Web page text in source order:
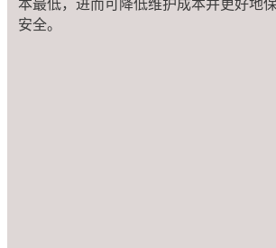
本最低，进而可降低维护成本并更好地
安全。